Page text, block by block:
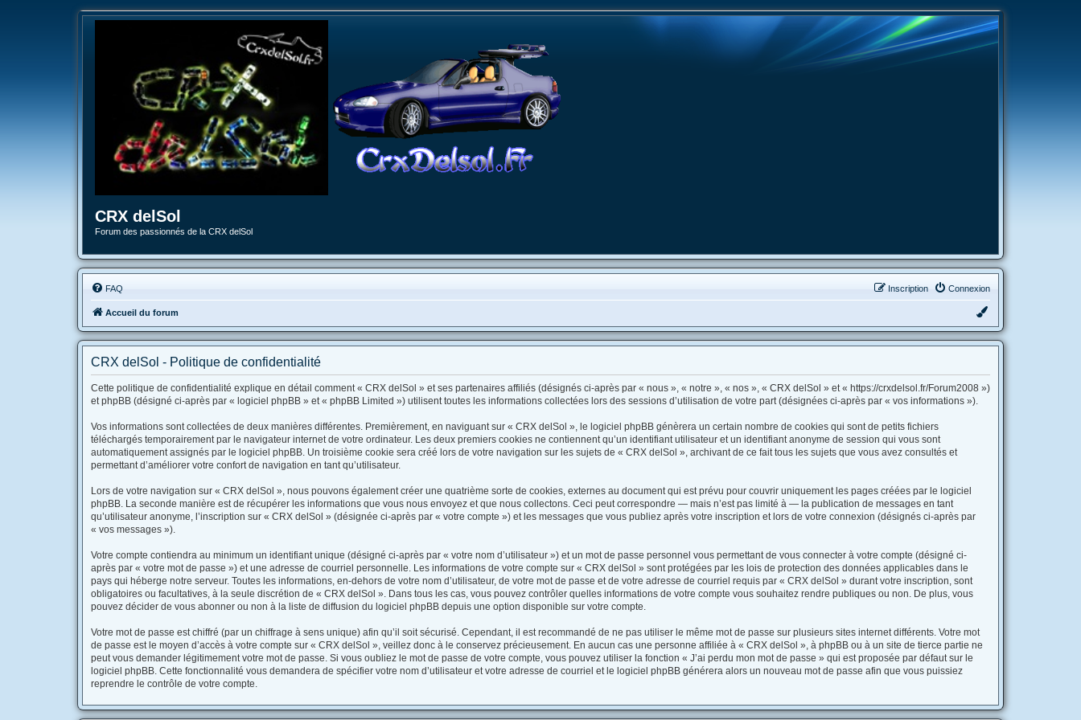
CRX delSol
Forum des passionnés de la CRX delSol
FAQ Connexion
Inscription
Accueil du forum
CRX delSol - Politique de confidentialité
Cette politique de confidentialité explique en détail comment « CRX delSol » et ses partenaires affiliés (désignés ci-après par « nous », « notre », « nos », « CRX delSol » et « https://crxdelsol.fr/Forum2008 »)
et phpBB (désigné ci-après par « logiciel phpBB » et « phpBB Limited ») utilisent toutes les informations collectées lors des sessions d’utilisation de votre part (désignées ci-après par « vos informations »).
Vos informations sont collectées de deux manières différentes. Premièrement, en naviguant sur « CRX delSol », le logiciel phpBB génèrera un certain nombre de cookies qui sont de petits fichiers
téléchargés temporairement par le navigateur internet de votre ordinateur. Les deux premiers cookies ne contiennent qu’un identifiant utilisateur et un identifiant anonyme de session qui vous sont
automatiquement assignés par le logiciel phpBB. Un troisième cookie sera créé lors de votre navigation sur les sujets de « CRX delSol », archivant de ce fait tous les sujets que vous avez consultés et
permettant d’améliorer votre confort de navigation en tant qu’utilisateur.
Lors de votre navigation sur « CRX delSol », nous pouvons également créer une quatrième sorte de cookies, externes au document qui est prévu pour couvrir uniquement les pages créées par le logiciel
phpBB. La seconde manière est de récupérer les informations que vous nous envoyez et que nous collectons. Ceci peut correspondre — mais n’est pas limité à — la publication de messages en tant
qu’utilisateur anonyme, l’inscription sur « CRX delSol » (désignée ci-après par « votre compte ») et les messages que vous publiez après votre inscription et lors de votre connexion (désignés ci-après par
« vos messages »).
Votre compte contiendra au minimum un identifiant unique (désigné ci-après par « votre nom d’utilisateur ») et un mot de passe personnel vous permettant de vous connecter à votre compte (désigné ci-
après par « votre mot de passe ») et une adresse de courriel personnelle. Les informations de votre compte sur « CRX delSol » sont protégées par les lois de protection des données applicables dans le
pays qui héberge notre serveur. Toutes les informations, en-dehors de votre nom d’utilisateur, de votre mot de passe et de votre adresse de courriel requis par « CRX delSol » durant votre inscription, sont
obligatoires ou facultatives, à la seule discrétion de « CRX delSol ». Dans tous les cas, vous pouvez contrôler quelles informations de votre compte vous souhaitez rendre publiques ou non. De plus, vous
pouvez décider de vous abonner ou non à la liste de diffusion du logiciel phpBB depuis une option disponible sur votre compte.
Votre mot de passe est chiffré (par un chiffrage à sens unique) afin qu’il soit sécurisé. Cependant, il est recommandé de ne pas utiliser le même mot de passe sur plusieurs sites internet différents. Votre mot
de passe est le moyen d’accès à votre compte sur « CRX delSol », veillez donc à le conservez précieusement. En aucun cas une personne affiliée à « CRX delSol », à phpBB ou à un site de tierce partie ne
peut vous demander légitimement votre mot de passe. Si vous oubliez le mot de passe de votre compte, vous pouvez utiliser la fonction « J’ai perdu mon mot de passe » qui est proposée par défaut sur le
logiciel phpBB. Cette fonctionnalité vous demandera de spécifier votre nom d’utilisateur et votre adresse de courriel et le logiciel phpBB générera alors un nouveau mot de passe afin que vous puissiez
reprendre le contrôle de votre compte.